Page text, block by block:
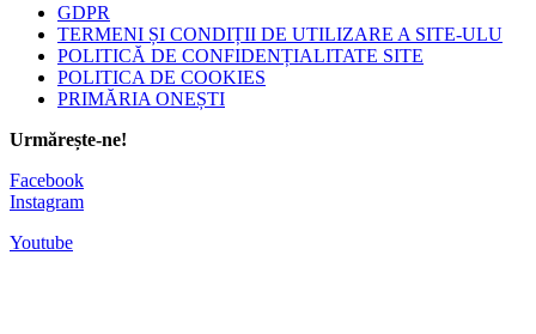
GDPR
TERMENI ȘI CONDIȚII DE UTILIZARE A SITE-ULU
POLITICĂ DE CONFIDENȚIALITATE SITE
POLITICA DE COOKIES
PRIMĂRIA ONEȘTI
Urmărește-ne!
Facebook
Instagram
Youtube